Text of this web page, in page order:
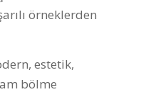
örneklerden
estetik,
bölme